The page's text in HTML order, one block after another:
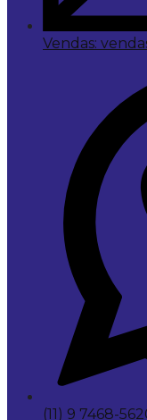
Vendas:
(11) 9 7468-